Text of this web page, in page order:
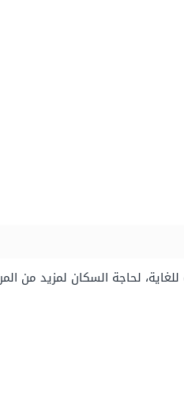
لحاجة السكان لمزيد من